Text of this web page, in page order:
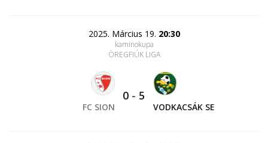
2025. Március 19. 20:30
kaminokupa
ÖREGFIÚK LIGA
FC SION
0 - 5
VODKACSÁK SE